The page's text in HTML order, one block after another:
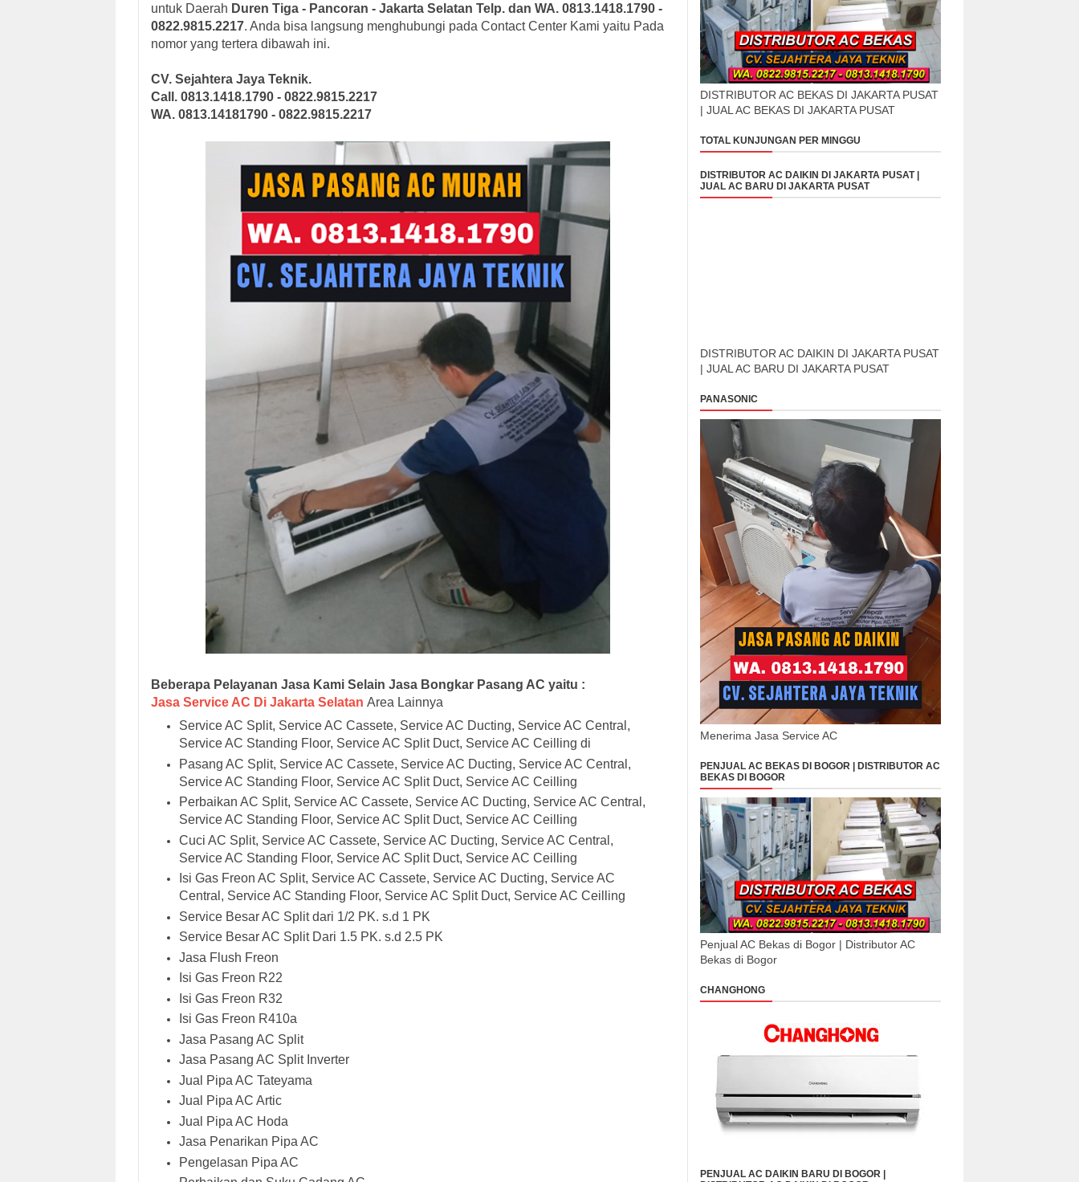
untuk Daerah Duren Tiga - Pancoran - Jakarta Selatan Telp. dan WA. 0813.1418.1790 -
0822.9815.2217. Anda bisa langsung menghubungi pada Contact Center Kami yaitu Pada
nomor yang tertera dibawah ini.
CV. Sejahtera Jaya Teknik.
Call. 0813.1418.1790 - 0822.9815.2217
WA. 0813.14181790 - 0822.9815.2217
Beberapa Pelayanan Jasa Kami Selain Jasa Bongkar Pasang AC yaitu :
Jasa Service AC Di Jakarta Selatan Area Lainnya
Service AC Split, Service AC Cassete, Service AC Ducting, Service AC Central,
Service AC Standing Floor, Service AC Split Duct, Service AC Ceilling di
Pasang AC Split, Service AC Cassete, Service AC Ducting, Service AC Central,
Service AC Standing Floor, Service AC Split Duct, Service AC Ceilling
Perbaikan AC Split, Service AC Cassete, Service AC Ducting, Service AC Central,
Service AC Standing Floor, Service AC Split Duct, Service AC Ceilling
Cuci AC Split, Service AC Cassete, Service AC Ducting, Service AC Central,
Service AC Standing Floor, Service AC Split Duct, Service AC Ceilling
Isi Gas Freon AC Split, Service AC Cassete, Service AC Ducting, Service AC
Central, Service AC Standing Floor, Service AC Split Duct, Service AC Ceilling
Service Besar AC Split dari 1/2 PK. s.d 1 PK
Service Besar AC Split Dari 1.5 PK. s.d 2.5 PK
Jasa Flush Freon
Isi Gas Freon R22
Isi Gas Freon R32
Isi Gas Freon R410a
Jasa Pasang AC Split
Jasa Pasang AC Split Inverter
Jual Pipa AC Tateyama
Jual Pipa AC Artic
Jual Pipa AC Hoda
Jasa Penarikan Pipa AC
Pengelasan Pipa AC
DISTRIBUTOR AC BEKAS DI JAKARTA PUSAT
| JUAL AC BEKAS DI JAKARTA PUSAT
TOTAL KUNJUNGAN PER MINGGU
DISTRIBUTOR AC DAIKIN DI JAKARTA PUSAT |
JUAL AC BARU DI JAKARTA PUSAT
DISTRIBUTOR AC DAIKIN DI JAKARTA PUSAT
| JUAL AC BARU DI JAKARTA PUSAT
PANASONIC
Menerima Jasa Service AC
PENJUAL AC BEKAS DI BOGOR | DISTRIBUTOR AC
BEKAS DI BOGOR
Penjual AC Bekas di Bogor | Distributor AC
Bekas di Bogor
CHANGHONG
PENJUAL AC DAIKIN BARU DI BOGOR |